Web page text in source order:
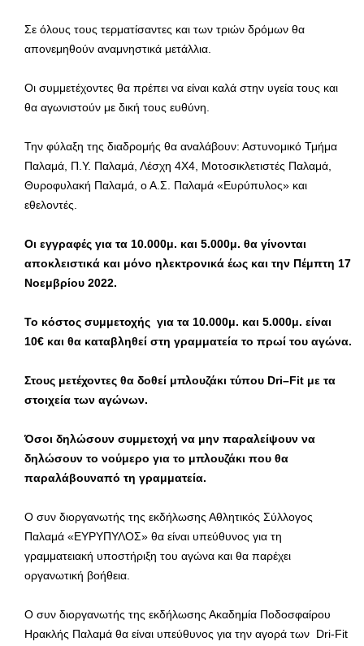
Σε όλους τους τερματίσαντες και των τριών δρόμων θα
απονεμηθούν αναμνηστικά μετάλλια.
Οι συμμετέχοντες θα πρέπει να είναι καλά στην υγεία τους και
θα αγωνιστούν με δική τους ευθύνη.
Την φύλαξη της διαδρομής θα αναλάβουν: Αστυνομικό Τμήμα
Παλαμά, Π.Υ. Παλαμά, Λέσχη 4Χ4, Μοτοσικλετιστές Παλαμά,
Θυροφυλακή Παλαμά, ο Α.Σ. Παλαμά «Ευρύπυλος» και
εθελοντές.
Οι εγγραφές για τα 10.000μ. και 5.000μ. θα γίνονται
αποκλειστικά και μόνο ηλεκτρονικά έως και την Πέμπτη 17
Νοεμβρίου 2022.
Το κόστος συμμετοχής για τα 10.000μ. και 5.000μ. είναι
10€ και θα καταβληθεί στη γραμματεία το πρωί του αγώνα.
Στους μετέχοντες θα δοθεί μπλουζάκι τύπου Dri–Fit με τα
στοιχεία των αγώνων.
Όσοι δηλώσουν συμμετοχή να μην παραλείψουν να
δηλώσουν το νούμερο για το μπλουζάκι που θα
παραλάβουναπό τη γραμματεία.
Ο συν διοργανωτής της εκδήλωσης Αθλητικός Σύλλογος
Παλαμά «ΕΥΡΥΠΥΛΟΣ» θα είναι υπεύθυνος για τη
γραμματειακή υποστήριξη του αγώνα και θα παρέχει
οργανωτική βοήθεια.
Ο συν διοργανωτής της εκδήλωσης Ακαδημία Ποδοσφαίρου
Ηρακλής Παλαμά θα είναι υπεύθυνος για την αγορά των Dri-Fit